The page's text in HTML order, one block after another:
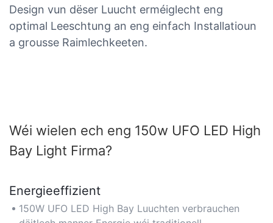
Design vun dëser Luucht erméiglecht eng
optimal Leeschtung an eng einfach Installatioun
a grousse Raimlechkeeten.
Wéi wielen ech eng 150w UFO LED High
Bay Light Firma?
Energieeffizient
150W UFO LED High Bay Luuchten verbrauchen